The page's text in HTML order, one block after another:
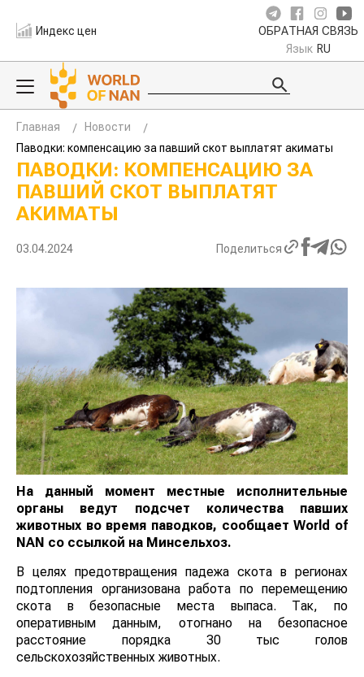
Индекс цен ОБРАТНАЯ СВЯЗЬ
Язык RU
Главная
Новости
Паводки: компенсацию за павший скот выплатят акиматы
ПАВОДКИ: КОМПЕНСАЦИЮ ЗА
ПАВШИЙ СКОТ ВЫПЛАТЯТ
АКИМАТЫ
03.04.2024 Поделиться
На данный момент местные исполнительные
органы ведут подсчет количества павших
животных во время паводков, сообщаетWorld of
NAN со ссылкой на Минсельхоз.
В целях предотвращения падежа скота в регионах
подтопления организована работа по перемещению
скота в безопасные места выпаса. Так, по
оперативным данным, отогнано на безопасное
расстояние порядка 30 тыс голов
сельскохозяйственных животных.